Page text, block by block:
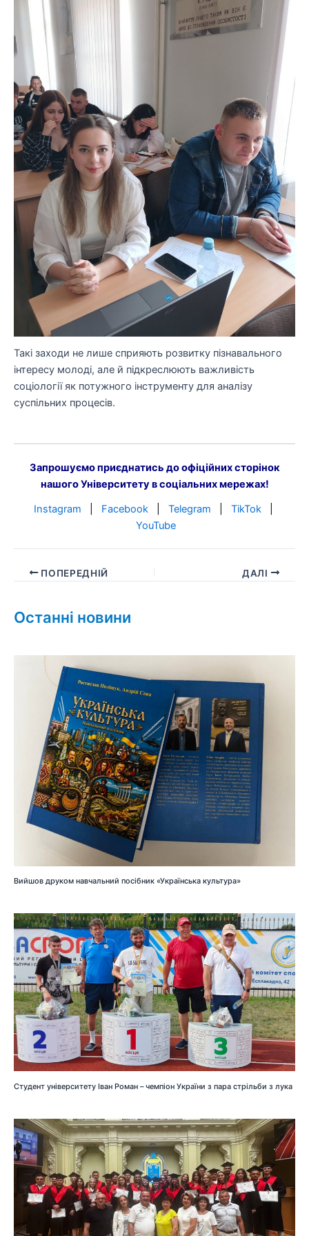
Такі заходи не лише сприяють розвитку пізнавального
інтересу молоді, але й підкреслюють важливість
соціології як потужного інструменту для аналізу
суспільних процесів.
Запрошуємо приєднатись до офіційних сторінок
нашого Університету в соціальних мережах!
Instagram
Facebook| Telegram TikTok|
YouTube
ПОПЕРЕДНІЙ ДАЛІ
Останні новини
Вийшов друком навчальний посібник «Українська культура»
Студент університету Іван Роман – чемпіон України з пара стрільби з лука